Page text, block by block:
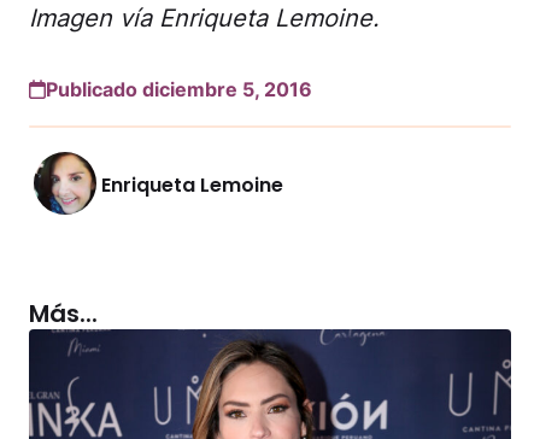
Imagen vía Enriqueta Lemoine.
Publicado diciembre 5, 2016
Enriqueta Lemoine
Más...